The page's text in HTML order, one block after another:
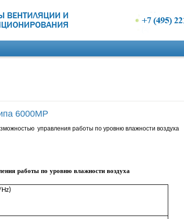
6000МP
управления работы по уровню влажности воздуха
работы по уровню влажности воздуха